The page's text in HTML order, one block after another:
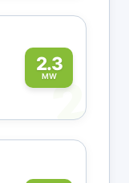
2.3
MW2